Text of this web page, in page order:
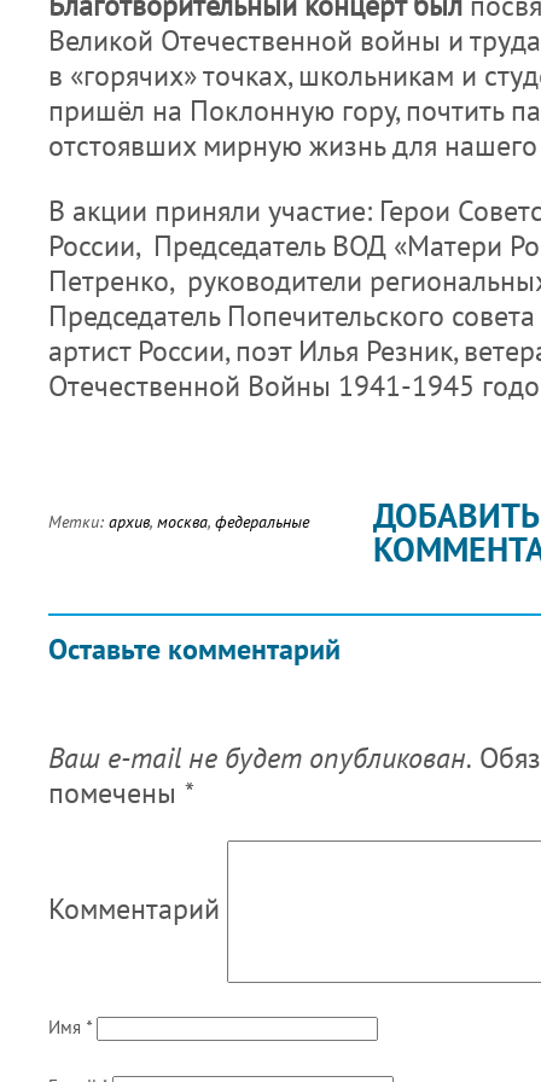
Великой Отечественной войны и
в «горячих» точках, школьникам и
пришёл на Поклонную гору, почтить
отстоявших мирную жизнь для
В акции приняли участие: Герои
России, Председатель ВОД «Матери
Петренко, руководители
Председатель Попечительского
артист России, поэт Илья Резник,
Отечественной Войны 1941-1945
Метки: архив, москва, федеральные
Оставьте комментарий
ДОБАВИТЬ
Ваш e-mail не будет опубликован.
помечены *
Комментарий
Имя *